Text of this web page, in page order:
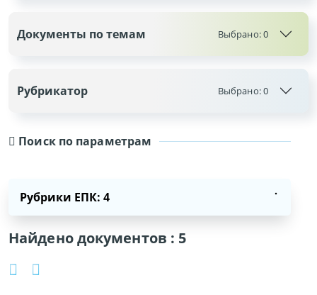
Поиск по параметрам
Рубрики ЕПК: 4
Найдено документов : 5
Документы по темам Выбрано:0
Рубрикатор Выбрано:0